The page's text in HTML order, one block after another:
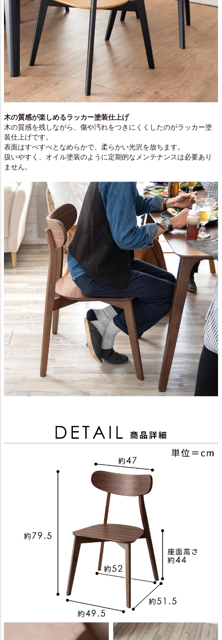
木の質感が楽しめるラッカー塗装仕上げ
木の質感を残しながら、傷や汚れをつきにくくしたのがラッカー塗
装仕上げです。
表面はすべすべとなめらかで、柔らかい光沢を放ちます。
扱いやすく、オイル塗装のように定期的なメンテナンスは必要あり
ません。